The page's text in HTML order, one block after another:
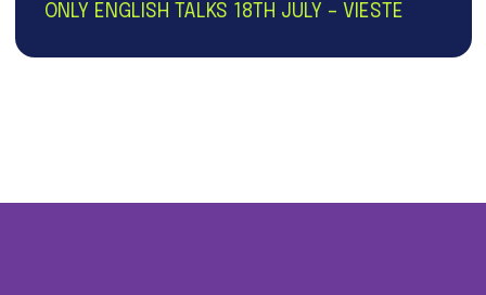
ONLY ENGLISH TALKS 18TH JULY – VIESTE